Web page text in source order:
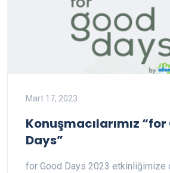
Mart 17, 2023
Konuşmacılarımız
Days”
for Good Days 2023 etkinliğimize